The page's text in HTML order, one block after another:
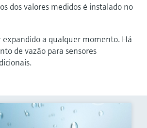
dos valores medidos é instalado no
expandido a qualquer momento. Há
de vazão para sensores